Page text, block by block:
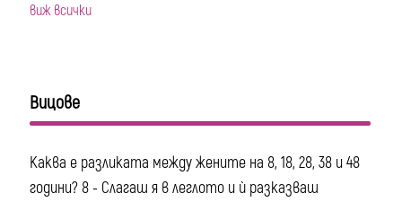
виж всички
Вицове
Каква е разликата между жените на 8, 18, 28, 38 и 48
години? 8 - Слагаш я в леглото и ѝ разказваш